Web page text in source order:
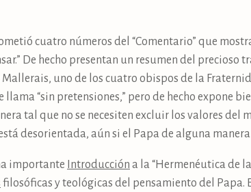
cuatro números del “Comentario” que
De hecho presentan un resumen del precioso
uno de los cuatro obispos de la
llama “sin pretensiones,” pero de hecho expone
tal que no se necesiten excluir los valores
desorientada, aún si el Papa de alguna manera
importante Introducción a la “Hermenéutica de
filosóficas y teológicas del pensamiento del Papa.